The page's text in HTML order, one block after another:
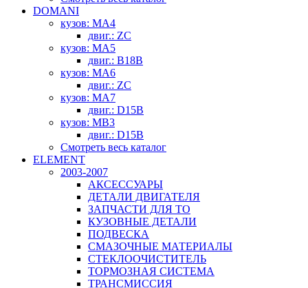
DOMANI
кузов: MA4
двиг.: ZC
кузов: MA5
двиг.: B18B
кузов: MA6
двиг.: ZC
кузов: MA7
двиг.: D15B
кузов: MB3
двиг.: D15B
Смотреть весь каталог
ELEMENT
2003-2007
АКСЕССУАРЫ
ДЕТАЛИ ДВИГАТЕЛЯ
ЗАПЧАСТИ ДЛЯ ТО
КУЗОВНЫЕ ДЕТАЛИ
ПОДВЕСКА
СМАЗОЧНЫЕ МАТЕРИАЛЫ
СТЕКЛООЧИСТИТЕЛЬ
ТОРМОЗНАЯ СИСТЕМА
ТРАНСМИССИЯ